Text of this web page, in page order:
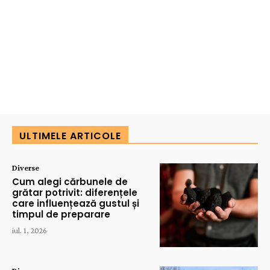
ULTIMELE ARTICOLE
Diverse
Cum alegi cărbunele de
grătar potrivit: diferențele
care influențează gustul și
timpul de preparare
iul. 1, 2026